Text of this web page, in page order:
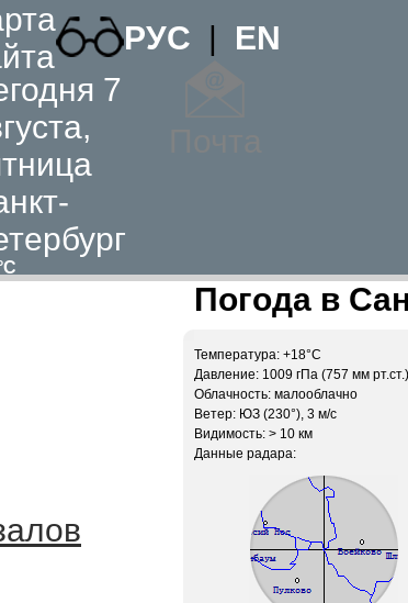
РУС | EN
7
Погода в
Температура: +18°C
Давление: 1009 гПа (757 мм рт.ст.)
Облачность: малооблачно
Ветер: ЮЗ (230°), 3 м/c
Видимость: > 10 км
Данные радара: